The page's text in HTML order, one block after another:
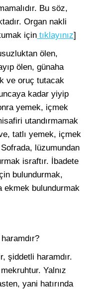
Bu söz,
Organ nakli
için tıklayınız]
ölen,
ölen, günaha
ve oruç tutacak
kadar yiyip
yemek, içmek
utandırmamak
tatlı yemek, içmek
lüzumundan
israftır. İbadete
bulundurmak,
ekmek bulundurmak
şiddetli haramdır.
Yalnız
yani hatırında